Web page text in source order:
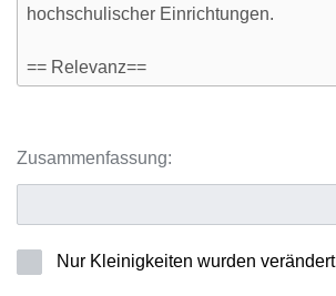
Zusammenfassung:
Nur Kleinigkeiten wurden verändert